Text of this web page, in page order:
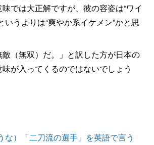
では大正解ですが、彼の容姿は“ワイ
いうよりは“爽やか系イケメン”かと思
（無双）だ。」と訳した方が日本の
が入ってくるのではないでしょう
な）「二刀流の選手」を英語で言う